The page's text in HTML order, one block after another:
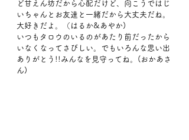
ど甘えん坊だから心配だけど、向こうではじ
いちゃんとお友達と一緒だから大丈夫だね。
大好きだよ。（はるか&あやか)
いつもタロウのいるのがあたり前だったから
いなくなってさびしい。でもいろんな思い出
ありがとう!!みんなを見守ってね。(おかあさ
ん)